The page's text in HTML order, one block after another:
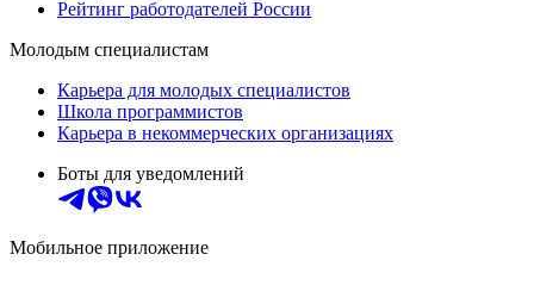
Рейтинг работодателей России
Молодым специалистам
Карьера для молодых специалистов
Школа программистов
Карьера в некоммерческих организациях
Боты для уведомлений
Мобильное приложение